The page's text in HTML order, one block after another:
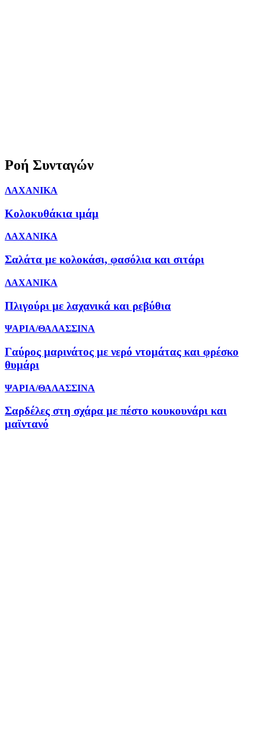
Ροή Συνταγών
ΛΑΧΑΝΙΚΑ
Κολοκυθάκια ιμάμ
ΛΑΧΑΝΙΚΑ
Σαλάτα με κολοκάσι, φασόλια και σιτάρι
ΛΑΧΑΝΙΚΑ
Πλιγούρι με λαχανικά και ρεβύθια
ΨΑΡΙΑ/ΘΑΛΑΣΣΙΝΑ
Γαύρος μαρινάτος με νερό ντομάτας και φρέσκο
θυμάρι
ΨΑΡΙΑ/ΘΑΛΑΣΣΙΝΑ
Σαρδέλες στη σχάρα με πέστο κουκουνάρι και
μαϊντανό